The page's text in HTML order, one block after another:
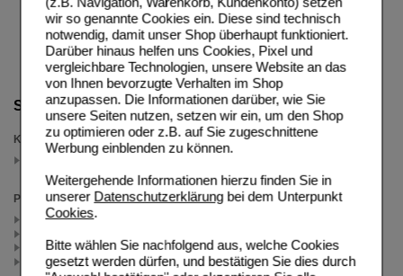
wir so genannte Cookies ein. Diese sind technisch
notwendig, damit unser Shop überhaupt funktioniert.
Darüber hinaus helfen uns Cookies, Pixel und
vergleichbare Technologien, unsere Website an das
von Ihnen bevorzugte Verhalten im Shop
anzupassen. Die Informationen darüber, wie Sie
unsere Seiten nutzen, setzen wir ein, um den Shop
zu optimieren oder z.B. auf Sie zugeschnittene
Werbung einblenden zu können.
Weitergehende Informationen hierzu finden Sie in
unserer Datenschutzerklärungbei dem Unterpunkt
Cookies.
Bitte wählen Sie nachfolgend aus, welche Cookies
gesetzt werden dürfen, und bestätigen Sie dies durch
Suche verfeinern
Kategorien
Weitere Arzneimittel
Packungsgröße
90 St (2)
30X6.9 g (1)
10 St (1)